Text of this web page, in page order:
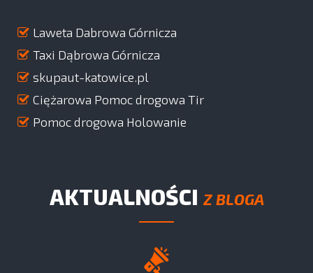
Laweta Dabrowa Górnicza
Taxi Dąbrowa Górnicza
skupaut-katowice.pl
Ciężarowa Pomoc drogowa Tir
Pomoc drogowa Holowanie
AKTUALNOŚCI Z BLOGA